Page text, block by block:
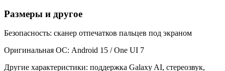
Размеры и другое
Безопасность: сканер отпечатков пальцев под экраном
Оригинальная ОС: Android 15 / One UI 7
Другие характеристики: поддержка Galaxy AI, стереозвук,